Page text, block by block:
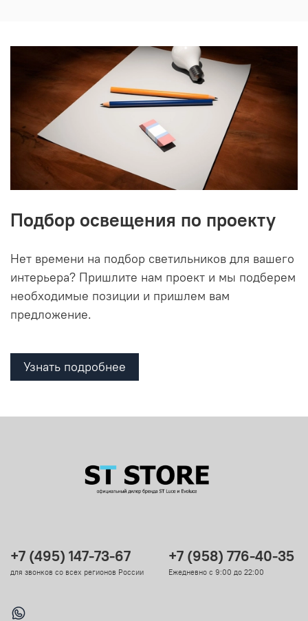
Подбор освещения по проекту
Нет времени на подбор светильников для вашего
интерьера? Пришлите нам проект и мы подберем
необходимые позиции и пришлем вам
предложение.
Узнать подробнее
+7 (495) 147-73-67
для звонков со всех регионов России
+7 (958) 776-40-35
Ежедневно с 9:00 до 22:00